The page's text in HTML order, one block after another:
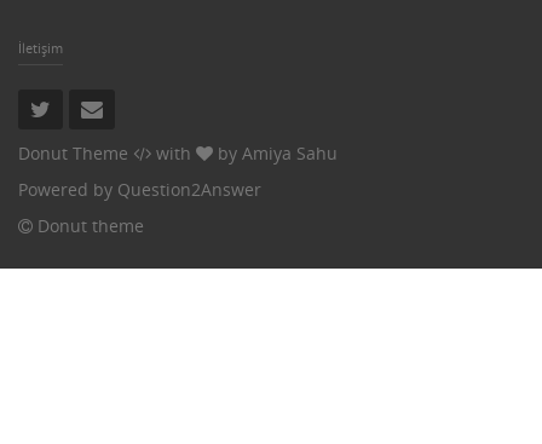
İletişim
Donut Theme with by Amiya Sahu
Powered by Question2Answer
Donut theme